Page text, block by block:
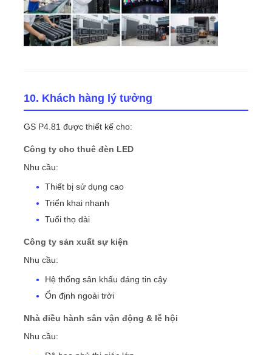
10. Khách hàng lý tưởng
GS P4.81 được thiết kế cho:
Công ty cho thuê đèn LED
Nhu cầu:
Thiết bị sử dụng cao
Triển khai nhanh
Tuổi thọ dài
Công ty sản xuất sự kiện
Nhu cầu:
Hệ thống sân khấu đáng tin cậy
Ổn định ngoài trời
Nhà điều hành sân vận động & lễ hội
Nhu cầu: